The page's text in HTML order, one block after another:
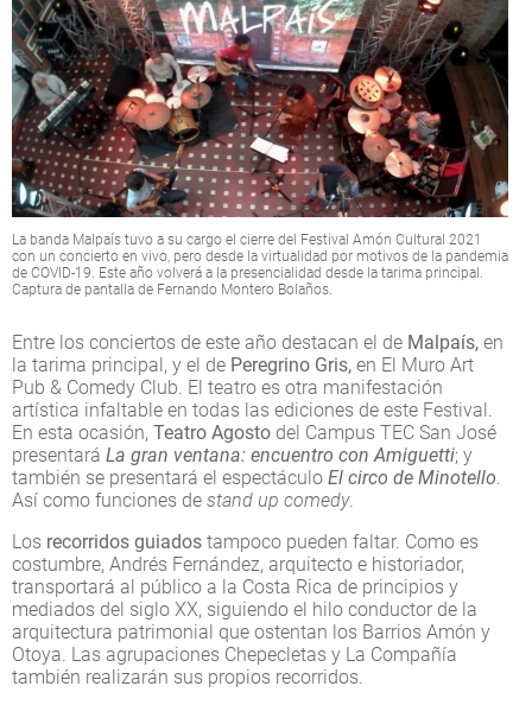
La banda Malpaís tuvo a su cargo el cierre del Festival Amón Cultural 2021
con un concierto en vivo, pero desde la virtualidad por motivos de la pandemia
de COVID-19. Este año volverá a la presencialidad desde la tarima principal.
Captura de pantalla de Fernando Montero Bolaños.
Entre los conciertos de este año destacan el de Malpaís, en
la tarima principal, y el de Peregrino Gris, en El Muro Art
Pub & Comedy Club. El teatro es otra manifestación
artística infaltable en todas las ediciones de este Festival.
En esta ocasión, Teatro Agosto del Campus TEC San José
presentará La gran ventana: encuentro con Amiguetti; y
también se presentará el espectáculo El circo de Minotello
Así como funciones de stand up comedy.
Los recorridos guiados tampoco pueden faltar. Como es
costumbre, Andrés Fernández, arquitecto e historiador,
transportará al público a la Costa Rica de principios y
mediados del siglo XX, siguiendo el hilo conductor de la
arquitectura patrimonial que ostentan los Barrios Amón y
Otoya. Las agrupaciones Chepecletas y La Compañía
también realizarán sus propios recorridos.